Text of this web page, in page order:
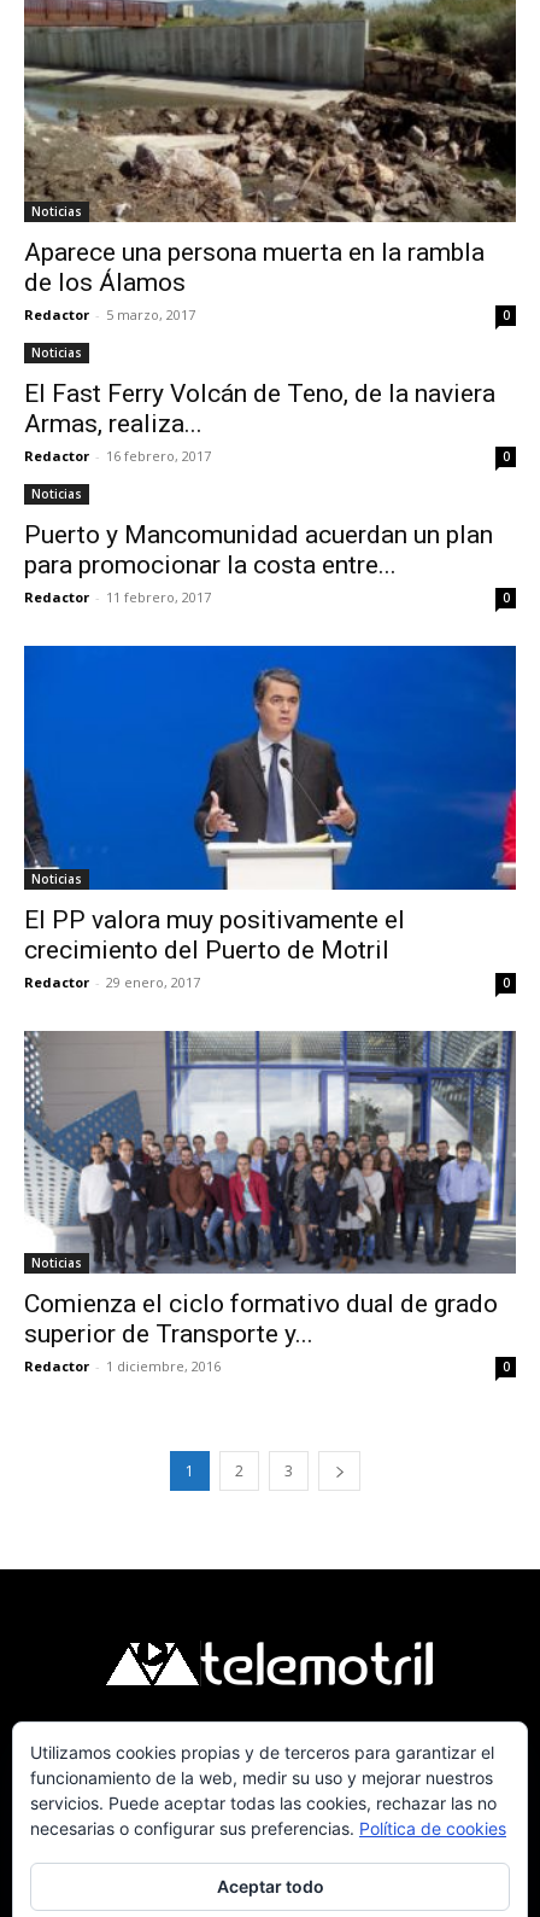
Noticias
Aparece una persona muerta en la rambla
de los Álamos
Redactor - 5 marzo, 2017 0
Noticias
El Fast Ferry Volcán de Teno, de la naviera
Armas, realiza...
Redactor - 16 febrero, 2017 0
Noticias
Puerto y Mancomunidad acuerdan un plan
para promocionar la costa entre...
Redactor - 11 febrero, 2017 0
Noticias
El PP valora muy positivamente el
crecimiento del Puerto de Motril
Redactor - 29 enero, 2017 0
Noticias
Comienza el ciclo formativo dual de grado
superior de Transporte y...
Redactor - 1 diciembre, 2016 0
1 2 3
Telemotril, la Televisión Digital de la Costa
Tropical de Granada. Siguenos en Fm a traves del
107.7 en OndaSur Motril.
Utilizamos cookies propias y de terceros para garantizar el
funcionamiento de la web, medir su uso y mejorar nuestros
servicios. Puede aceptar todas las cookies, rechazar las no
necesarias o configurar sus preferencias. Política de cookies
Aceptar todo